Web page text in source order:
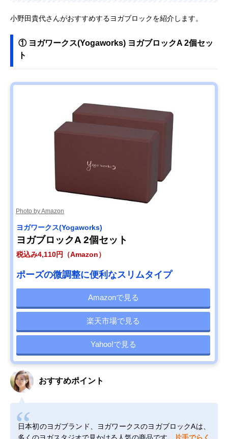
小野田貴代さんがおすすめするヨガブロックを紹介します。
① ヨガワークス(Yogaworks) ヨガブロックA 2個セッ
ト
Photo by Amazon
ヨガワークス(Yogaworks)
ヨガブロックA 2個セット
税込み4,110円（Amazon）
ポーズの微調整に便利なスリムタイプ
Amazonで見る
楽天市場で見る
Yahoo!で見る
おすすめポイント
日本初のヨガブランド、ヨガワークスのヨガブロックAは、
多くのヨガスタジオで見かける人気の商品です。
片手でらく